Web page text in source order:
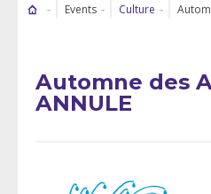
Events Culture
Automne des
ANNULE